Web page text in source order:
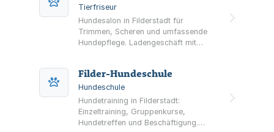
Tierfriseur
Hundesalon in Filderstadt für
Trimmen, Scheren und umfassende
Hundepflege. Ladengeschäft mit
telefonischer Vereinbarung.
Filder-Hundeschule
Hundeschule
Hundetraining in Filderstadt:
Einzeltraining, Gruppenkurse,
Hundetreffen und Beschäftigung.